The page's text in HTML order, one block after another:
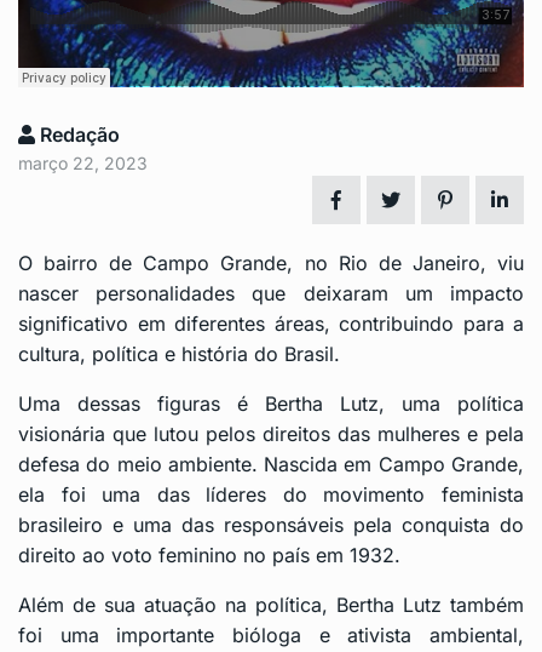
Redação
março 22, 2023
O bairro de Campo Grande, no Rio de Janeiro, viu
nascer personalidades que deixaram um impacto
significativo em diferentes áreas, contribuindo para a
cultura, política e história do Brasil.
Uma dessas figuras é Bertha Lutz, uma política
visionária que lutou pelos direitos das mulheres e pela
defesa do meio ambiente. Nascida em Campo Grande,
ela foi uma das líderes do movimento feminista
brasileiro e uma das responsáveis pela conquista do
direito ao voto feminino no país em 1932.
Além de sua atuação na política, Bertha Lutz também
foi uma importante bióloga e ativista ambiental,